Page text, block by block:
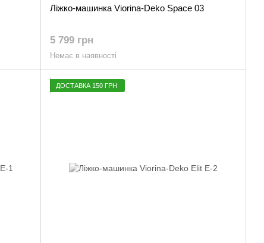
Ліжко-машинка Viorina-Deko Space 03
5 799 грн
Немає в наявності
ДОСТАВКА 150 ГРН